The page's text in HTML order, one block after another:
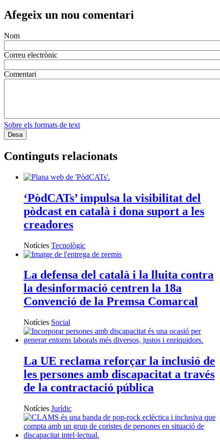
Afegeix un nou comentari
Nom
Correu electrònic
Comentari
Sobre els formats de text
Continguts relacionats
‘PòdCATs’ impulsa la visibilitat del
pòdcast en català i dona suport a les
creadores
Notícies Tecnològic
La defensa del català i la lluita contra
la desinformació centren la 18a
Convenció de la Premsa Comarcal
Notícies Social
La UE reclama reforçar la inclusió de
les persones amb discapacitat a través
de la contractació pública
Notícies Jurídic